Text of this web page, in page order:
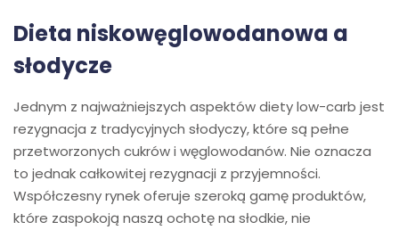
Dieta niskowęglowodanowa a
słodycze
Jednym z najważniejszych aspektów diety low-carb jest
rezygnacja z tradycyjnych słodyczy, które są pełne
przetworzonych cukrów i węglowodanów. Nie oznacza
to jednak całkowitej rezygnacji z przyjemności.
Współczesny rynek oferuje szeroką gamę produktów,
które zaspokoją naszą ochotę na słodkie, nie